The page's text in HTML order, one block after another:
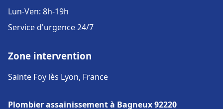
Lun-Ven: 8h-19h
Service d'urgence 24/7
Zone intervention
Sainte Foy lès Lyon, France
Plombier assainissement à Bagneux 92220